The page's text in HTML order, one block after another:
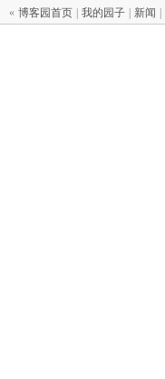
« 博客园首页 我的园子 新闻